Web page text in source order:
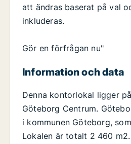
att ändras baserat på val
inkluderas.
Gör en förfrågan nu"
Information och data
Denna kontorlokal ligger
Göteborg Centrum.
i kommunen Göteborg,
Lokalen är totalt 2 460 m2.